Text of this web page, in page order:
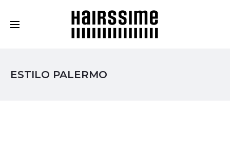
ESTILO PALERMO